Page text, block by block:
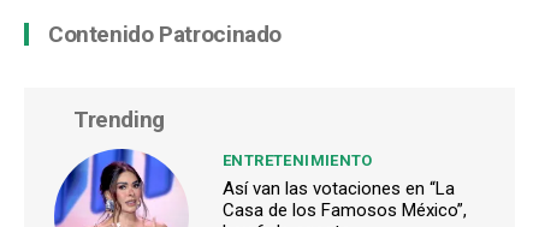
Contenido Patrocinado
Trending
ENTRETENIMIENTO
Así van las votaciones en “La
Casa de los Famosos México”,